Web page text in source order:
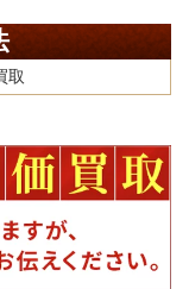
取